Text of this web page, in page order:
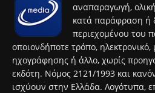
αναπαραγωγή,
κατά παράφραση ή
περιεχομένου του
οποιονδήποτε τρόπο,
ηχογράφησης ή άλλο, χωρίς
εκδότη. Νόμος 2121/1993 και
ισχύουν στην Ελλάδα. Λογότυπα,